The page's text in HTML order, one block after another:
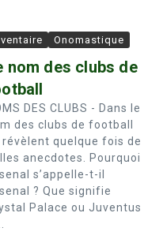
Onomastique
nom des clubs de
DES CLUBS - Dans le
des clubs de football
révèlent quelque fois de
anecdotes. Pourquoi
s’appelle-t-il
? Que signifie
Palace ou Juventus